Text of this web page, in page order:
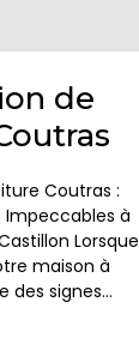
de
Coutras :
Impeccables à
Lorsque
maison à
des signes...